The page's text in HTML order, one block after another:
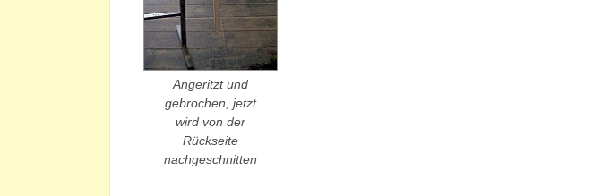
Angeritzt und
gebrochen, jetzt
wird von der
Rückseite
nachgeschnitten